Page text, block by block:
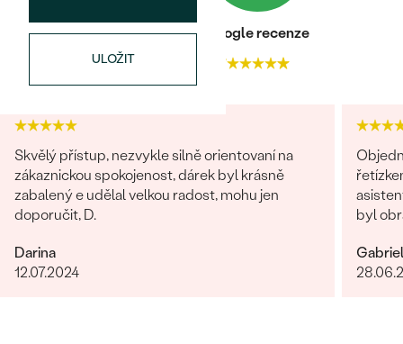
ULOŽIT
Heureka recenze
4.9
Google recenze
4.7
Skvělý přístup, nezvykle silně orientovaní na
zákaznickou spokojenost, dárek byl krásně
zabalený e udělal velkou radost, mohu jen
doporučit, D.
Darina
12.07.2024
byl
je